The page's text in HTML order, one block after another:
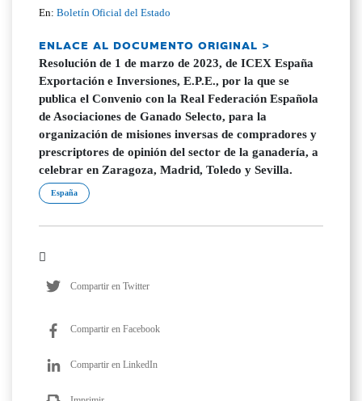
En:Boletín Oficial del Estado
ENLACE AL DOCUMENTO ORIGINAL >
Resolución de 1 de marzo de 2023, de ICEX España
Exportación e Inversiones, E.P.E., por la que se
publica el Convenio con la Real Federación Española
de Asociaciones de Ganado Selecto, para la
organización de misiones inversas de compradores y
prescriptores de opinión del sector de la ganadería, a
celebrar en Zaragoza, Madrid, Toledo y Sevilla.
España
Compartir en Twitter
Compartir en Facebook
Compartir en LinkedIn